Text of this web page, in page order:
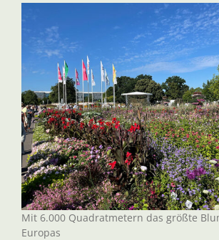
Mit 6.000 Quadratmetern das größte
Europas